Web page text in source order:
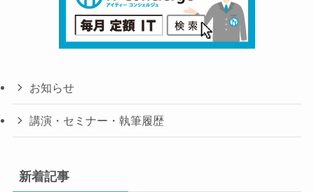
お知らせ
講演・セミナー・執筆履歴
新着記事